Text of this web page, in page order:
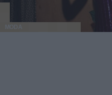
MODA